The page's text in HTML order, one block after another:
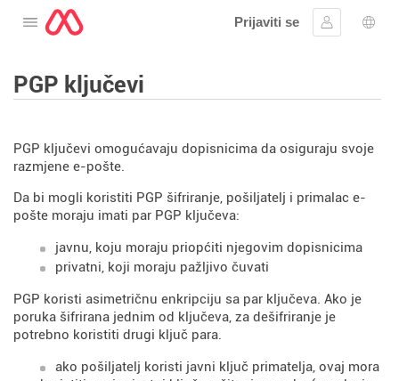
Otvorite meni
Prijaviti se
Prijavite se
PGP ključevi
PGP ključevi omogućavaju dopisnicima da osiguraju svoje
razmjene e-pošte.
Da bi mogli koristiti PGP šifriranje, pošiljatelj i primalac e-
pošte moraju imati par PGP ključeva:
javnu, koju moraju priopćiti njegovim dopisnicima
privatni, koji moraju pažljivo čuvati
PGP koristi asimetričnu enkripciju sa par ključeva. Ako je
poruka šifrirana jednim od ključeva, za dešifriranje je
potrebno koristiti drugi ključ para.
ako pošiljatelj koristi javni ključ primatelja, ovaj mora